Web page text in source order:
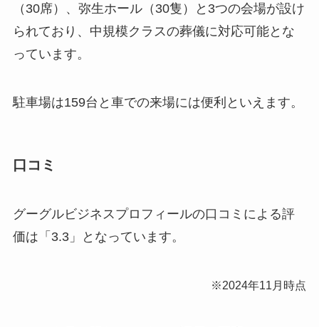
（30席）、弥生ホール（30隻）と3つの会場が設け
られており、中規模クラスの葬儀に対応可能とな
っています。
駐車場は159台と車での来場には便利といえます。
口コミ
グーグルビジネスプロフィールの口コミによる評
価は「3.3」となっています。
※2024年11月時点